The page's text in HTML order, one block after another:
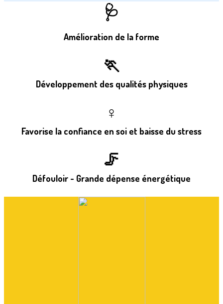
🩺
Amélioration de la forme
🏃
Développement des qualités physiques
♀️
Favorise la confiance en soi et baisse du stress
🦵
Défouloir - Grande dépense énergétique